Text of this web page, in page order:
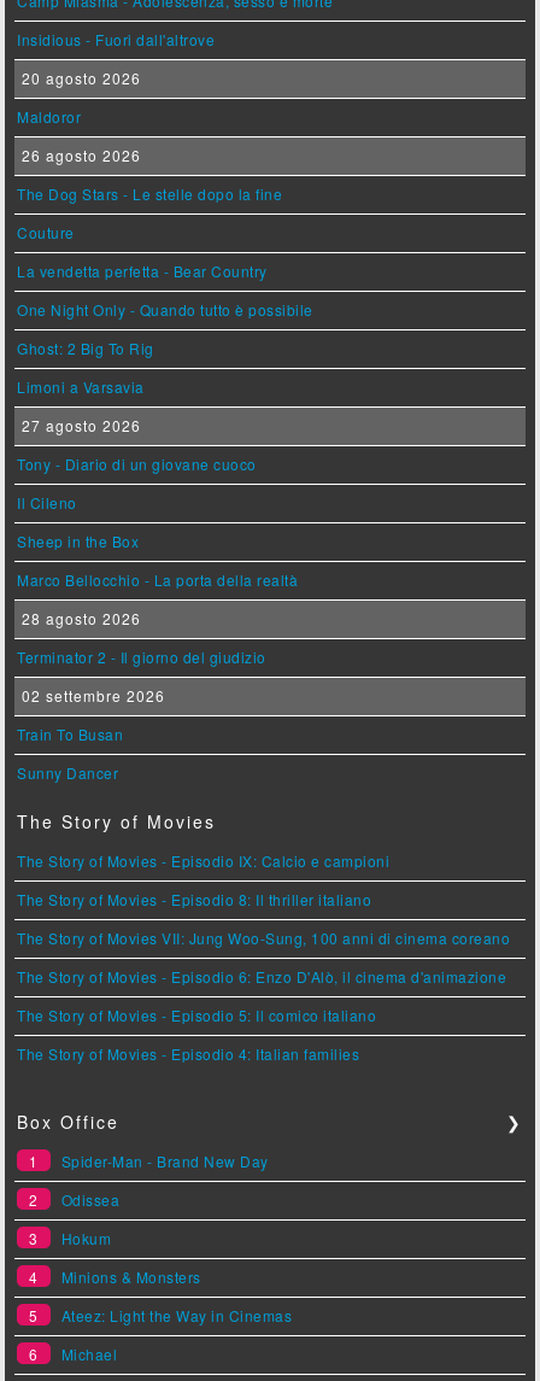
Insidious - Fuori dall'altrove
20 agosto 2026
Maldoror
26 agosto 2026
The Dog Stars - Le stelle dopo la fine
Couture
La vendetta perfetta - Bear Country
One Night Only - Quando tutto è possibile
Ghost: 2 Big To Rig
Limoni a Varsavia
27 agosto 2026
Tony - Diario di un giovane cuoco
Il Cileno
Sheep in the Box
Marco Bellocchio - La porta della realtà
28 agosto 2026
Terminator 2 - Il giorno del giudizio
02 settembre 2026
Train To Busan
Sunny Dancer
The Story of Movies
The Story of Movies - Episodio IX: Calcio e campioni
The Story of Movies - Episodio 8: Il thriller italiano
The Story of Movies VII: Jung Woo-Sung, 100 anni di cinema coreano
The Story of Movies - Episodio 6: Enzo D'Alò, il cinema d'animazione
The Story of Movies - Episodio 5: Il comico italiano
The Story of Movies - Episodio 4: Italian families
Box Office ❯
1
Spider-Man - Brand New Day
2
Odissea
3
Hokum
4
Minions & Monsters
5
Ateez: Light the Way in Cinemas
6
Michael